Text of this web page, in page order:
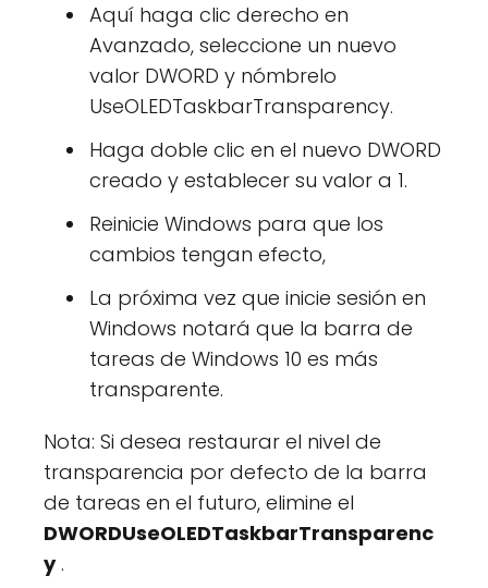
Aquí haga clic derecho en
Avanzado, seleccione un nuevo
valor DWORD y nómbrelo
UseOLEDTaskbarTransparency.
Haga doble clic en el nuevo DWORD
creado y establecer su valor a 1.
Reinicie Windows para que los
cambios tengan efecto,
La próxima vez que inicie sesión en
Windows notará que la barra de
tareas de Windows 10 es más
transparente.
Nota: Si desea restaurar el nivel de
transparencia por defecto de la barra
de tareas en el futuro, elimine el
DWORDUseOLEDTaskbarTransparenc
y.